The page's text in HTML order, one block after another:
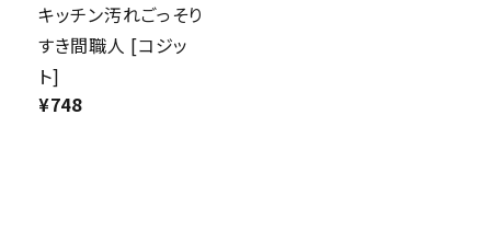
キッチン汚れごっそり
すき間職人 [コジッ
ト]
¥748